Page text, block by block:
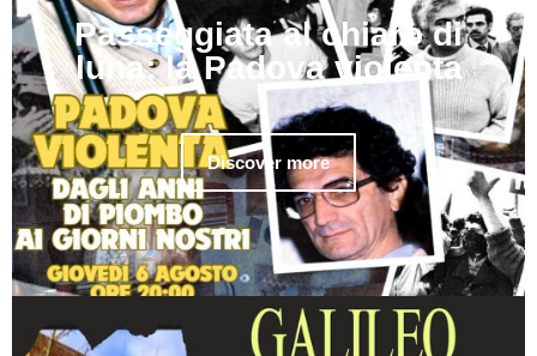
Passeggiata al chiaro di
luna: la Padova violenta
Discover more